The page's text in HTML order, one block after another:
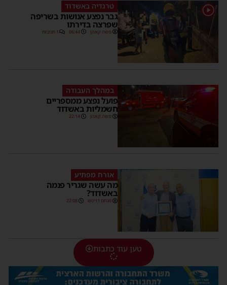
1 טרגדיה באשדוד
גבר נפצע אנושות בשריפה
שפרצה בדירתו
משה קאהן 06:44 1 תגובות
במהלך העבודה
פועל נפצע ממספריים
חשמליות באשדוד
משה קאהן 22:14
אורח מפתיע
מה עשה שגריר פנמה
באשדוד?
מנחם דויטש 22:08
טען עוד כתבות